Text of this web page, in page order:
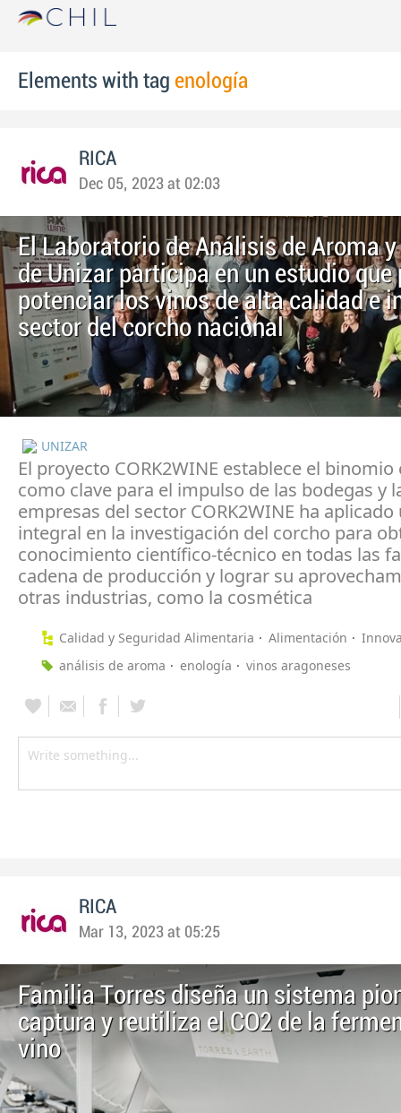
Elements with tag enología
RICA
Dec 05, 2023 at 02:03
El Laboratorio de Análisis de Aroma
de Unizar participa en un estudio
potenciar los vinos de alta calidad e
sector del corcho nacional
UNIZAR
El proyecto CORK2WINE establece el
como clave para el impulso de las bodegas y
empresas del sector CORK2WINE ha
integral en la investigación del corcho para
conocimiento científico-técnico en todas las
cadena de producción y lograr su
otras industrias, como la cosmética
Calidad y Seguridad Alimentaria Alimentación
análisis de aroma
enología vinos aragoneses
RICA
Mar 13, 2023 at 05:25
Familia Torres diseña un sistema
captura y reutiliza el CO2 de la
vino